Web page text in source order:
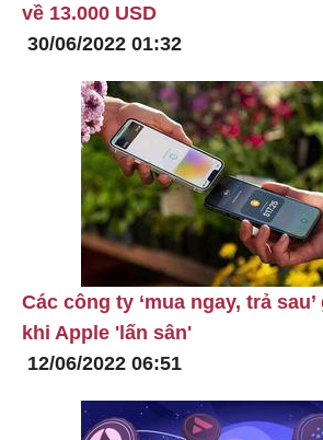
về 13.000 USD
30/06/2022 01:32
Các công ty ‘mua ngay, trả
khi Apple 'lấn sân'
12/06/2022 06:51